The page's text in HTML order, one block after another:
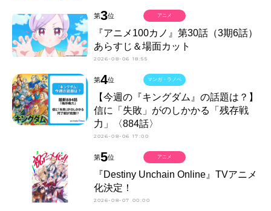
第3位
『アニメ100カノ』第30話（3期6話）
あらすじ＆場面カット
2026-08-06 18:55
アニメ
第4位
【今週の『キングダム』の話題は？】
信に「失敗」がのしかかる「残存戦
力」〈884話〉
2026-08-06 17:00
マンガ・ラノベ
第5位
『Destiny Unchain Online』TVアニメ
化決定！
2026-08-07 00:00
アニメ